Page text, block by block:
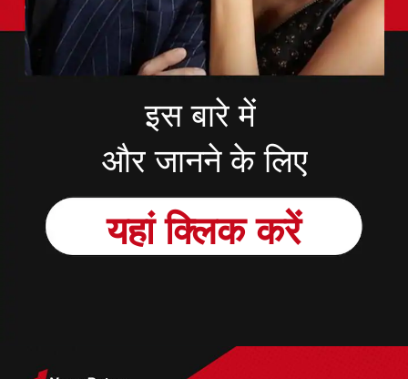
इस बारे में
और जानने के लिए
यहां क्लिक करें